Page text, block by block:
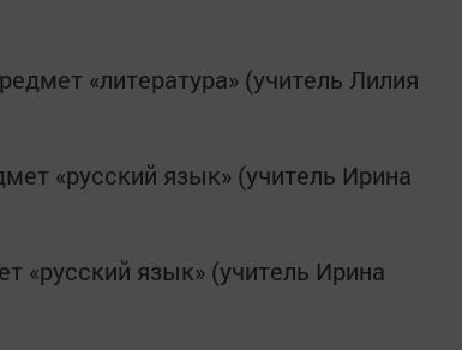
«литература» (учитель Лилия
«русский язык» (учитель Ирина
язык» (учитель Ирина